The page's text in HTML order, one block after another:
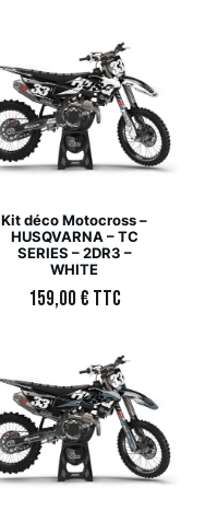
Kit déco Motocross –
HUSQVARNA – TC
SERIES – 2DR3 –
WHITE
159,00€ TTC